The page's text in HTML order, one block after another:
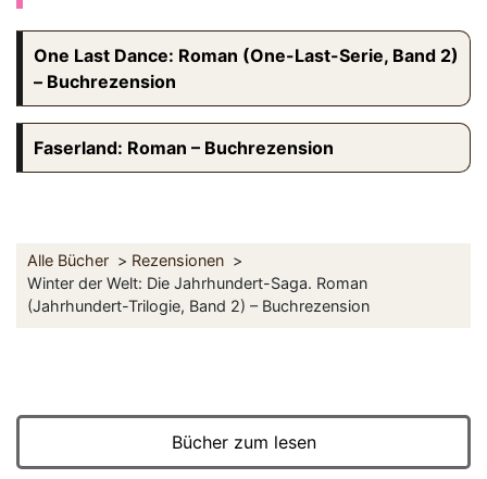
One Last Dance: Roman (One-Last-Serie, Band 2)
– Buchrezension
Faserland: Roman – Buchrezension
Alle Bücher
Rezensionen
Winter der Welt: Die Jahrhundert-Saga. Roman
(Jahrhundert-Trilogie, Band 2) – Buchrezension
Bücher zum lesen